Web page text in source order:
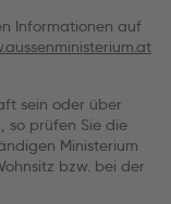
Informationen auf
sein oder über
so prüfen Sie die
Ministerium
bzw. bei der